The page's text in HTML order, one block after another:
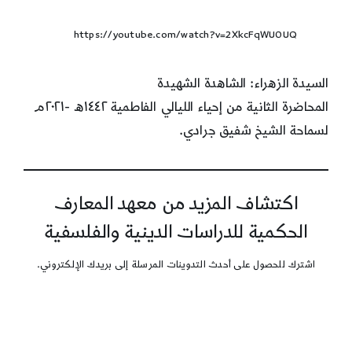
https://youtube.com/watch?v=2XkcFqWU0UQ
السيدة الزهراء: الشاهدة الشهيدة
المحاضرة الثانية من إحياء الليالي الفاطمية ١٤٤٢ه -٢٠٢١م
لسماحة الشيخ شفيق جرادي.
اكتشاف المزيد من معهد المعارف
الحكمية للدراسات الدينية والفلسفية
اشترك للحصول على أحدث التدوينات المرسلة إلى بريدك الإلكتروني.